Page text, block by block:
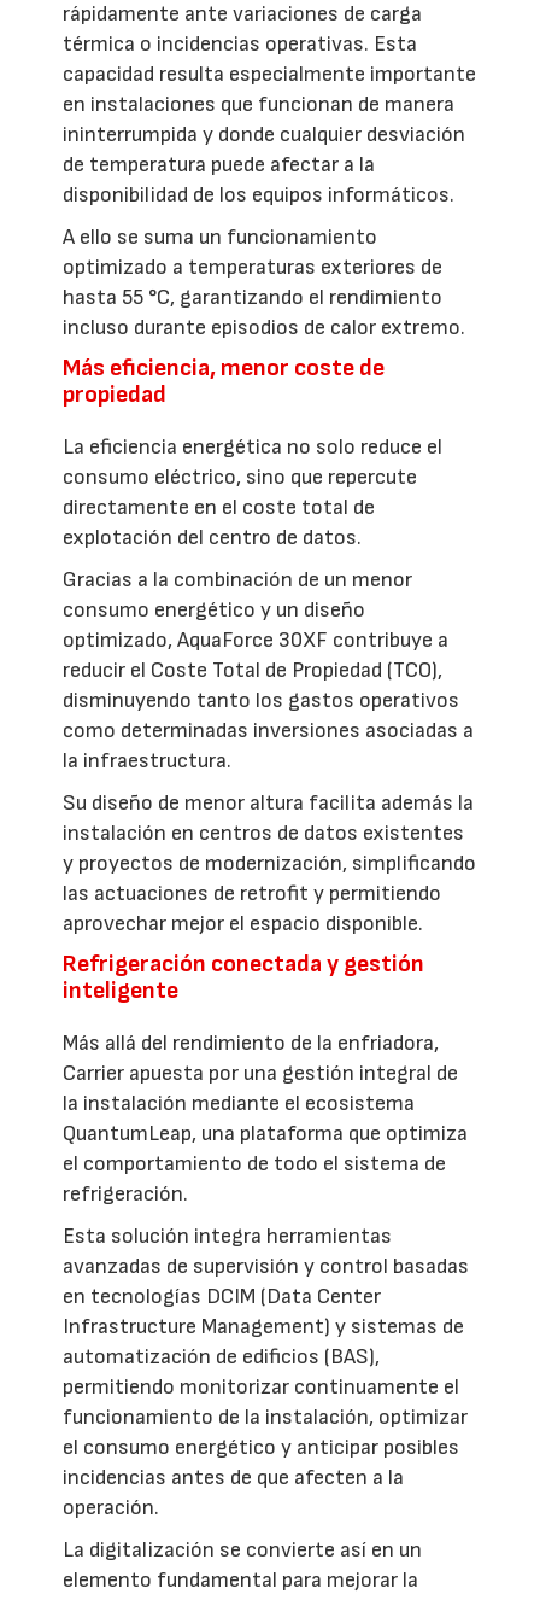
rápidamente ante variaciones de carga
térmica o incidencias operativas. Esta
capacidad resulta especialmente importante
en instalaciones que funcionan de manera
ininterrumpida y donde cualquier desviación
de temperatura puede afectar a la
disponibilidad de los equipos informáticos.
A ello se suma un funcionamiento
optimizado a temperaturas exteriores de
hasta 55 °C, garantizando el rendimiento
incluso durante episodios de calor extremo.
Más eficiencia, menor coste de
propiedad
La eficiencia energética no solo reduce el
consumo eléctrico, sino que repercute
directamente en el coste total de
explotación del centro de datos.
Gracias a la combinación de un menor
consumo energético y un diseño
optimizado, AquaForce 30XF contribuye a
reducir el Coste Total de Propiedad (TCO),
disminuyendo tanto los gastos operativos
como determinadas inversiones asociadas a
la infraestructura.
Su diseño de menor altura facilita además la
instalación en centros de datos existentes
y proyectos de modernización, simplificando
las actuaciones de retrofit y permitiendo
aprovechar mejor el espacio disponible.
Refrigeración conectada y gestión
inteligente
Más allá del rendimiento de la enfriadora,
Carrier apuesta por una gestión integral de
la instalación mediante el ecosistema
QuantumLeap, una plataforma que optimiza
el comportamiento de todo el sistema de
refrigeración.
Esta solución integra herramientas
avanzadas de supervisión y control basadas
en tecnologías DCIM (Data Center
Infrastructure Management) y sistemas de
automatización de edificios (BAS),
permitiendo monitorizar continuamente el
funcionamiento de la instalación, optimizar
el consumo energético y anticipar posibles
incidencias antes de que afecten a la
operación.
La digitalización se convierte así en un
elemento fundamental para mejorar la